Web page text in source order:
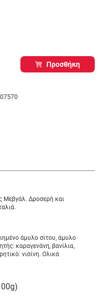
Προσθήκη
Μεβγάλ. Δροσερή και
άμυλο σίτου, άμυλο
καραγενάνη, βανίλια,
νισίνη. Ολικά